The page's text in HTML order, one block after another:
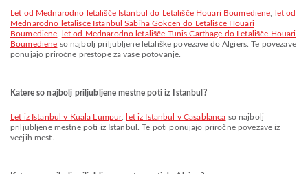
let od Mednarodno letališče Istanbul do Letališče Houari Boumediene
let od
Mednarodno letališče Istanbul Sabiha Gokcen do Letališče Houari
Boumediene
let od Mednarodno letališče Tunis Carthage do Letališče Houari
Boumediene so najbolj priljubljene letališke povezave do Algiers. Te povezave
ponujajo priročne prestope za vaše potovanje.
Katere so najbolj priljubljene mestne poti iz Istanbul?
let iz Istanbul v Kuala Lumpur, let iz Istanbul v Casablanca so najbolj
priljubljene mestne poti iz Istanbul. Te poti ponujajo priročne povezave iz
večjih mest.